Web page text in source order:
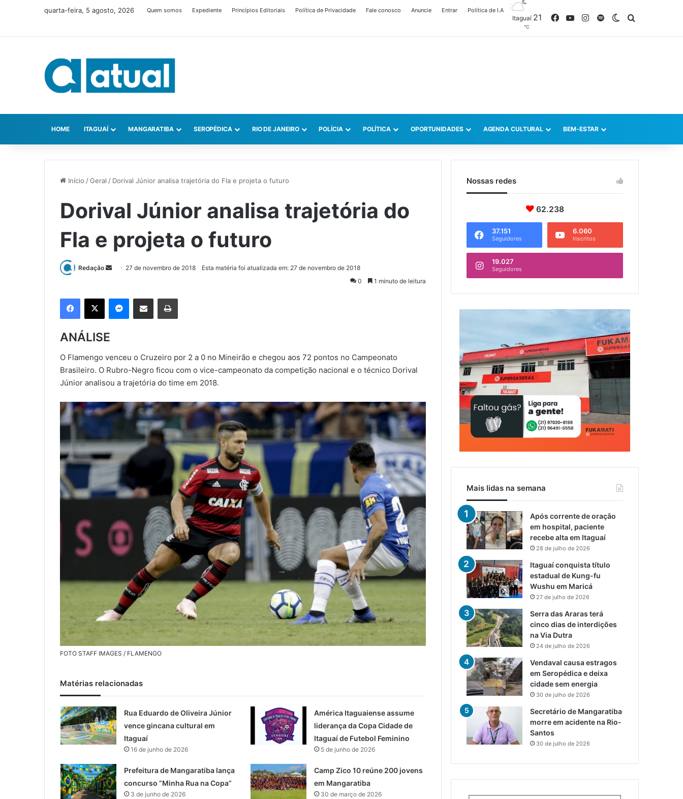
quarta-feira, 5 agosto, 2026 Quem somos Expediente Princípios Editoriais Política de Privacidade Fale conosco Anuncie Entrar Política de I.A
Itaguaí 21
℃
FacebookYouTubeInstagram
SpotifySwitch skin
HOME ITAGUAÍ MANGARATIBA SEROPÉDICA RIO DE JANEIRO POLÍCIA POLÍTICA OPORTUNIDADES AGENDA CULTURAL BEM-ESTAR
Início /Geral / Dorival Júnior analisa trajetória do Fla e projeta o futuro
Dorival Júnior analisa trajetória do
Fla e projeta o futuro
Redação
i
l
27 de novembro de 2018
Esta matéria foi atualizada em: 27 de novembro de 2018
0
1 minuto de leitura
ANÁLISE
O Flamengo venceu o Cruzeiro por 2 a 0 no Mineirão e chegou aos 72 pontos no Campeonato
Brasileiro. O Rubro-Negro ficou com o vice-campeonato da competição nacional e o técnico Dorival
Júnior analisou a trajetória do time em 2018.
FOTO STAFF IMAGES / FLAMENGO
Matérias relacionadas
Rua Eduardo de Oliveira Júnior
vence gincana cultural em
Itaguaí
16 de junho de 2026
América Itaguaiense assume
liderança da Copa Cidade de
Itaguaí de Futebol Feminino
5 de junho de 2026
Prefeitura de Mangaratiba lança
concurso “Minha Rua na Copa”
3 de junho de 2026
Camp Zico 10 reúne 200 jovens
em Mangaratiba
30 de março de 2026
Nossas redes
62.238
37.151
Seguidores
6.060
Inscritos
19.027
Seguidores
Mais lidas na semana
Após corrente de oração
em hospital, paciente
recebe alta em Itaguaí
28 de julho de 2026
Itaguaí conquista título
estadual de Kung-fu
Wushu em Maricá
27 de julho de 2026
Serra das Araras terá
cinco dias de interdições
na Via Dutra
24 de julho de 2026
Vendaval causa estragos
em Seropédica e deixa
cidade sem energia
30 de julho de 2026
Secretário de Mangaratiba
morre em acidente na Rio-
Santos
30 de julho de 2026